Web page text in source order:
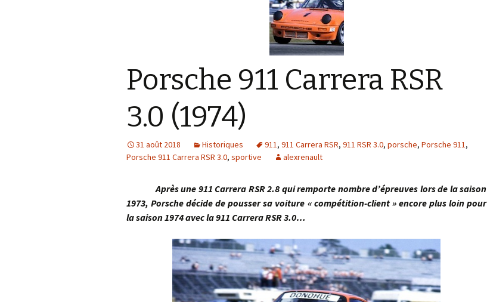
Porsche 911 Carrera RSR
3.0 (1974)
31 août 2018 Historiques 911, 911 Carrera RSR, 911 RSR 3.0, porsche, Porsche 911,
Porsche 911 Carrera RSR 3.0, sportive alexrenault
Après une 911 Carrera RSR 2.8 qui remporte nombre d’épreuves lors de la saison
1973, Porsche décide de pousser sa voiture « compétition-client » encore plus loin pour
la saison 1974 avec la 911 Carrera RSR 3.0…